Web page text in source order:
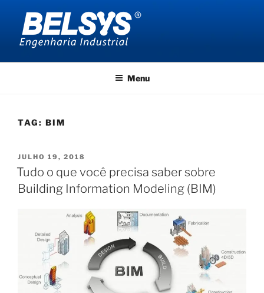
conteúdo
BELSYS ENGENHARIA
Menu
TAG: BIM
PUBLICADO
EM
JULHO 19, 2018
Tudo o que você precisa saber sobre
Building Information Modeling (BIM)